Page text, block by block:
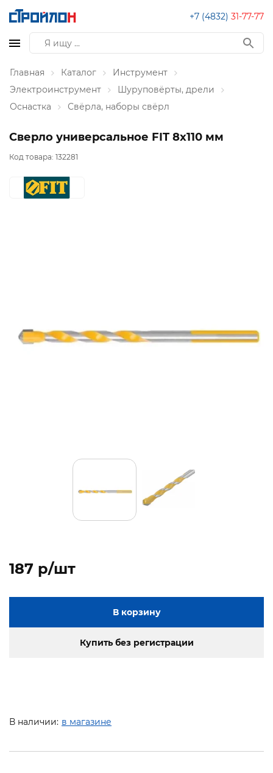
+7 (4832) 31-77-77
Главная Каталог
Инструмент
Электроинструмент
Шуруповёрты, дрели
Оснастка
Свёрла, наборы свёрл
Сверло универсальное FIT 8х110 мм
Код товара: 132281
187 p/шт
В корзину
Купить без регистрации
В наличии: в магазине